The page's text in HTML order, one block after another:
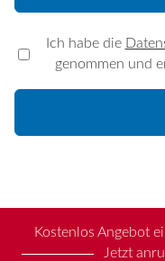
Ich habe die
genommen und
Kostenlos Angebot
Jetzt